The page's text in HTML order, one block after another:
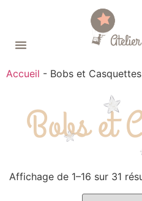
Accueil - Bobs et Casquettes
Bobs et
Affichage de 1–16 sur 31